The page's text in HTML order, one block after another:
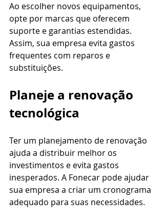
Ao escolher novos equipamentos,
opte por marcas que oferecem
suporte e garantias estendidas.
Assim, sua empresa evita gastos
frequentes com reparos e
substituições.
Planeje a renovação
tecnológica
Ter um planejamento de renovação
ajuda a distribuir melhor os
investimentos e evita gastos
inesperados. A Fonecar pode ajudar
sua empresa a criar um cronograma
adequado para suas necessidades.